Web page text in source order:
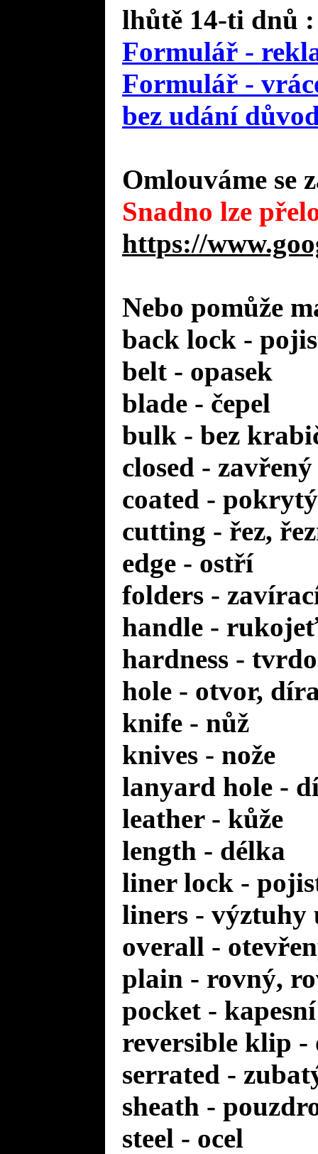
lhůtě 14-ti dnů :
Formulář -
Formulář -
bez udání
Omlouváme se
Snadno lze
https://
Nebo pomůže
back lock -
belt - opasek
blade - čepel
bulk - bez
closed - zavřený
coated -
cutting - řez,
edge - ostří
folders -
handle -
hardness -
hole - otvor,
knife - nůž
knives - nože
lanyard hole -
leather - kůže
length - délka
liner lock -
liners -
overall -
plain - rovný,
pocket - kapesní
reversible klip
serrated -
sheath -
steel - ocel